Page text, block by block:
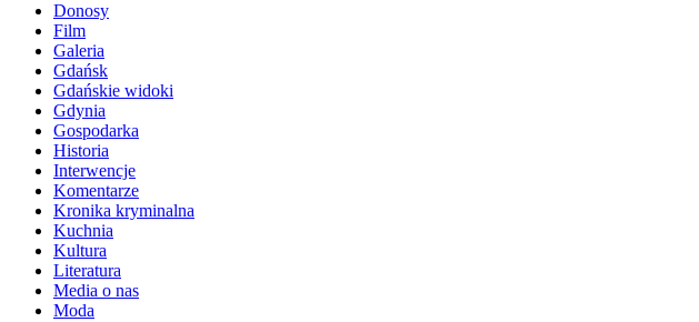
Donosy
Film
Galeria
Gdańsk
Gdańskie widoki
Gdynia
Gospodarka
Historia
Interwencje
Komentarze
Kronika kryminalna
Kuchnia
Kultura
Literatura
Media o nas
Moda